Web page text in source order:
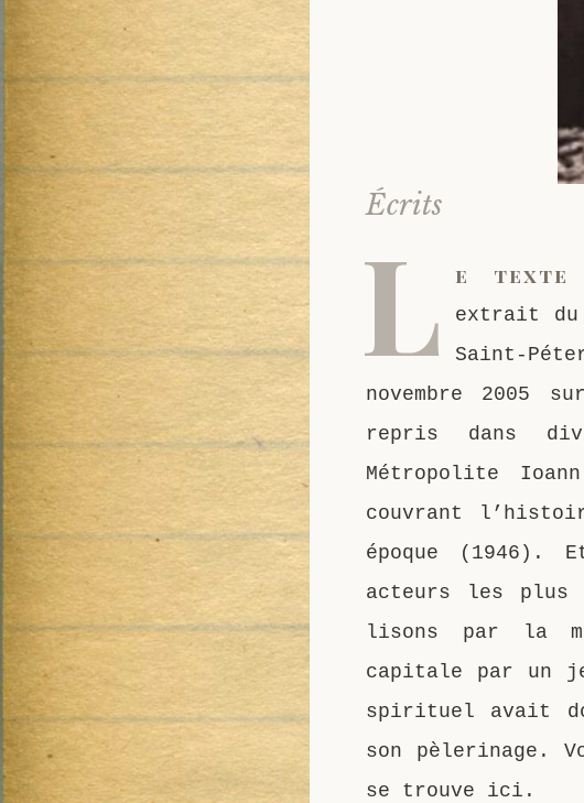
Écrits
L e texte
extrait du
Saint-
novembre
repris dans
Métropolite
couvrant
époque
acteurs les plus
lisons par la
capitale par un
spirituel avait
son pèlerinage.
se trouve ici.